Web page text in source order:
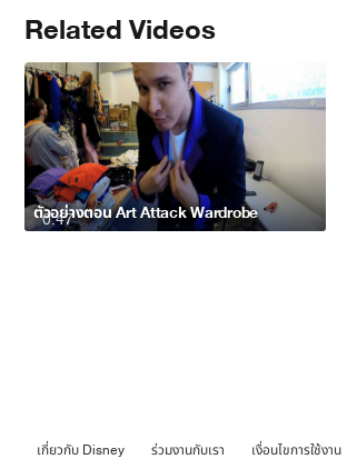
Related Videos
0:47
ตัวอย่างตอน Art Attack Wardrobe
เกี่ยวกับ Disney
ร่วมงานกับเรา เงื่อนไขการใช้งาน